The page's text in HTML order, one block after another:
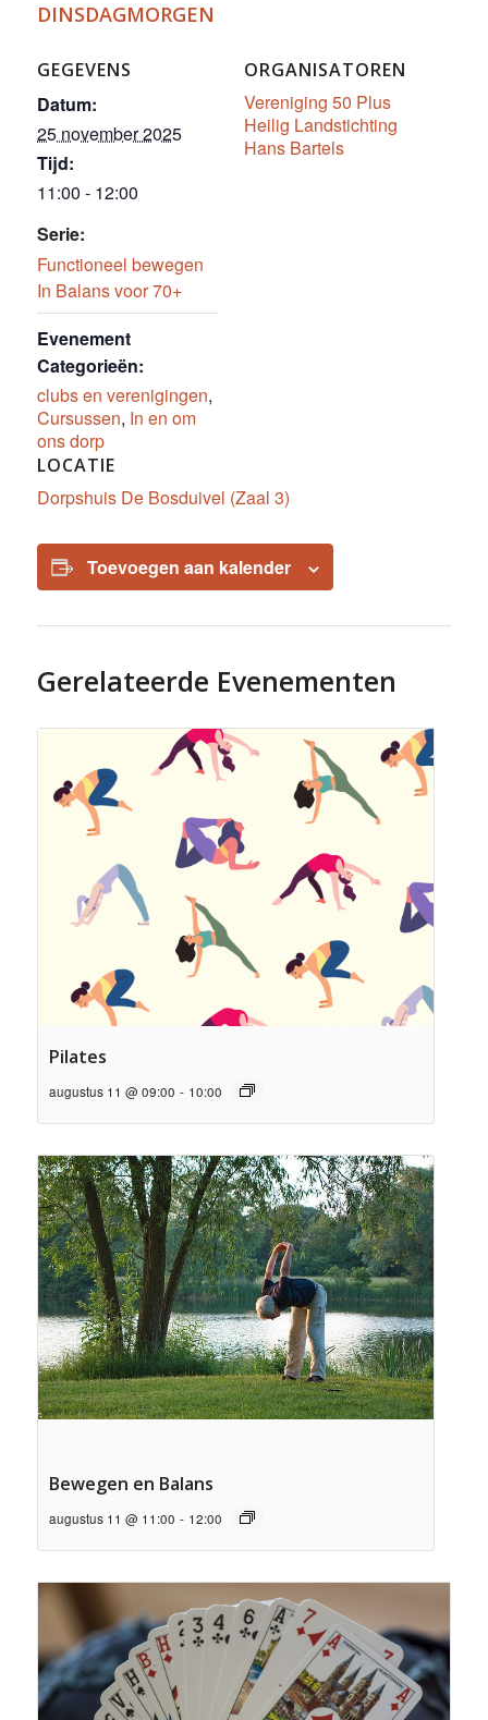
DINSDAGMORGEN
GEGEVENS
Datum:
25 november 2025
Tijd:
11:00 - 12:00
Serie:
Functioneel bewegen
In Balans voor 70+
Evenement
Categorieën:
clubs en verenigingen,
Cursussen, In en om
ons dorp
LOCATIE
Dorpshuis De Bosduivel (Zaal 3)
ORGANISATOREN
Vereniging 50 Plus
Heilig Landstichting
Hans Bartels
Toevoegen aan kalender
Gerelateerde Evenementen
Pilates
augustus 11 @ 09:00 - 10:00
Bewegen en Balans
augustus 11 @ 11:00 - 12:00